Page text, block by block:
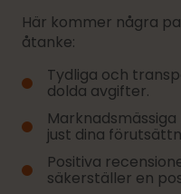
Här kommer några
åtanke:
Tydliga och
dolda avgifter.
just dina
Positiva
säkerställer en